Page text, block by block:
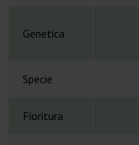
Genetica
Specie
Fioritura